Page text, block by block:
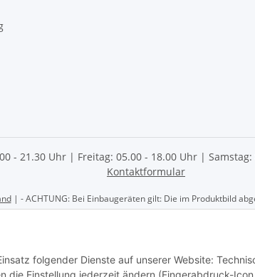
folgender Dienste auf unserer Website:
- 21.30 Uhr | Freitag: 05.00 - 18.00 Uhr |
Kontaktformular
| - ACHTUNG: Bei Einbaugeräten gilt: Die im Produktbild